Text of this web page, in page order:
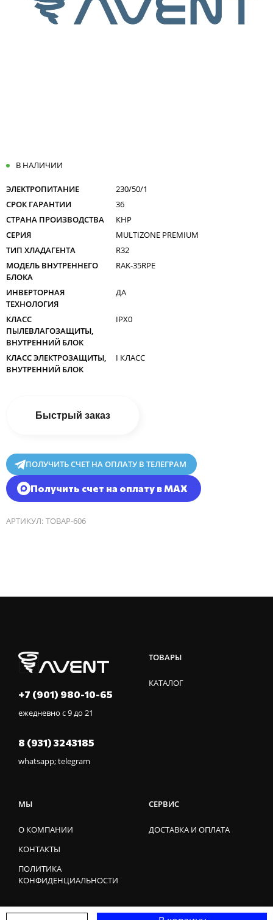
В НАЛИЧИИ
ЭЛЕКТРОПИТАНИЕ
230/50/1
СРОК ГАРАНТИИ
36
СТРАНА ПРОИЗВОДСТВА
КНР
СЕРИЯ
MULTIZONE PREMIUM
ТИП ХЛАДАГЕНТА
R32
МОДЕЛЬ ВНУТРЕННЕГО
БЛОКА
RAK-35RPE
ИНВЕРТОРНАЯ
ТЕХНОЛОГИЯ
ДА
КЛАСС
ПЫЛЕВЛАГОЗАЩИТЫ,
ВНУТРЕННИЙ БЛОК
IPX0
КЛАСС ЭЛЕКТРОЗАЩИТЫ,
ВНУТРЕННИЙ БЛОК
I КЛАСС
Быстрый заказ
ПОЛУЧИТЬ СЧЕТ НА ОПЛАТУ В ТЕЛЕГРАМ
Получить счет на оплату в MAX
АРТИКУЛ: ТОВАР-606
+7 (901) 980-10-65
ежедневно с 9 до 21
8 (931) 3243185
whatsapp; telegram
ТОВАРЫ
КАТАЛОГ
МЫ
О КОМПАНИИ
КОНТАКТЫ
ПОЛИТИКА
КОНФИДЕНЦИАЛЬНОСТИ
СЕРВИС
ДОСТАВКА И ОПЛАТА